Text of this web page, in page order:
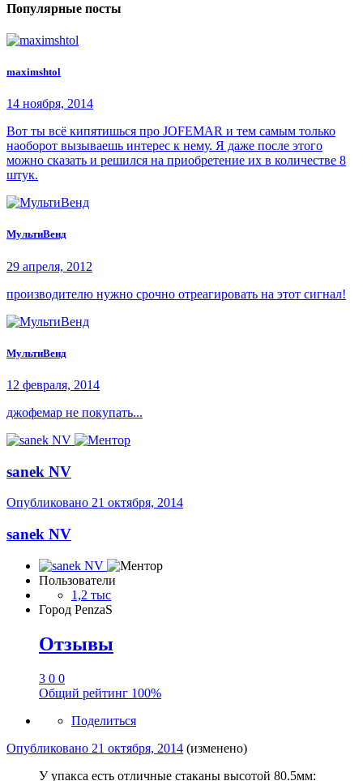
Популярные посты
maximshtol
14 ноября, 2014
Вот ты всё кипятишься про JOFEMAR и тем самым только
наоборот вызываешь интерес к нему. Я даже после этого
можно сказать и решился на приобретение их в количестве 8
штук.
МультиВенд
29 апреля, 2012
производителю нужно срочно отреагировать на этот сигнал!
МультиВенд
12 февраля, 2014
джофемар не покупать...
sanek NV
Опубликовано 21 октября, 2014
sanek NV
Пользователи
1,2 тыс
Город PenzaS
Отзывы
3 0 0
Общий рейтинг 100%
Поделиться
Опубликовано 21 октября, 2014 (изменено)
У упакса есть отличные стаканы высотой 80.5мм: